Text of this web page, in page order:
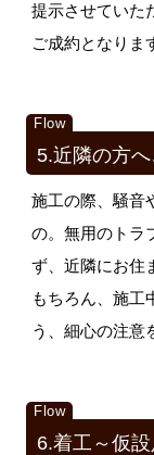
提示させていた
ご成約となりま
5.近隣の方
施工の際、騒音
の。無用のトラ
ず、近隣にお住
もちろん、施工
う、細心の注意
6.着工～仮